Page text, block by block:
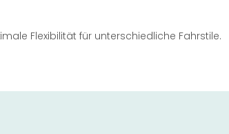
Flexibilität für unterschiedliche Fahrstile.